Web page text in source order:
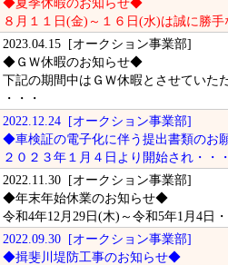
８月１１日(金)～１６日(水)は誠に勝手
2023.04.15 [オークション事業部]
◆ＧＷ休暇のお知らせ◆
下記の期間中はＧＷ休暇とさせていた
・・・
2022.12.24 [オークション事業部]
◆車検証の電子化に伴う提出書類のお
２０２３年１月４日より開始され・・・
2022.11.30 [オークション事業部]
◆年末年始休業のお知らせ◆
令和4年12月29日(木)～令和5年1月4日・
2022.09.30 [オークション事業部]
◆揖斐川堤防工事のお知らせ◆